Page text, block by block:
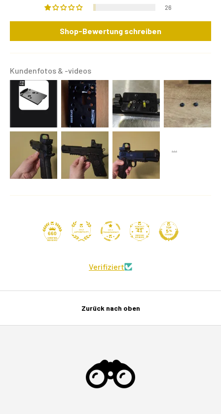
26
Shop-Bewertung schreiben
Kundenfotos & -videos
660
41
Verifiziert
Zurück nach oben